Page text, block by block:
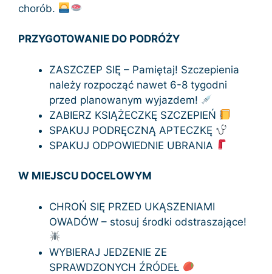
chorób.
PRZYGOTOWANIE DO PODRÓŻY
ZASZCZEP SIĘ – Pamiętaj! Szczepienia
należy rozpocząć nawet 6-8 tygodni
przed planowanym wyjazdem!
ZABIERZ KSIĄŻECZKĘ SZCZEPIEŃ
SPAKUJ PODRĘCZNĄ APTECZKĘ
SPAKUJ ODPOWIEDNIE UBRANIA
W MIEJSCU DOCELOWYM
CHROŃ SIĘ PRZED UKĄSZENIAMI
OWADÓW – stosuj środki odstraszające!
WYBIERAJ JEDZENIE ZE
SPRAWDZONYCH ŹRÓDEŁ